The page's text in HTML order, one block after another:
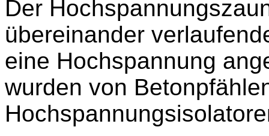
Der
übereinander
eine Hochspannung
wurden von